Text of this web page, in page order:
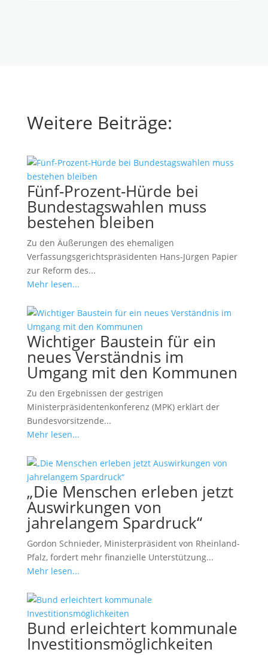
Weitere Beiträge:
Fünf-Prozent-Hürde bei
Bundestagswahlen muss
bestehen bleiben
Zu den Äußerungen des ehemaligen
Verfassungsgerichtspräsidenten Hans-Jürgen Papier
zur Reform des...
Mehr lesen...
Wichtiger Baustein für ein
neues Verständnis im
Umgang mit den Kommunen
Zu den Ergebnissen der gestrigen
Ministerpräsidentenkonferenz (MPK) erklärt der
Bundesvorsitzende...
Mehr lesen...
„Die Menschen erleben jetzt
Auswirkungen von
jahrelangem Spardruck“
Gordon Schnieder, Ministerpräsident von Rheinland-
Pfalz, fordert mehr finanzielle Unterstützung...
Mehr lesen...
Bund erleichtert kommunale
Investitionsmöglichkeiten